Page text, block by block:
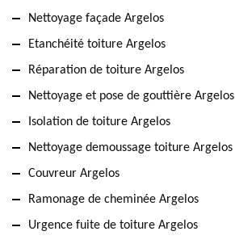
Nettoyage façade Argelos
Etanchéité toiture Argelos
Réparation de toiture Argelos
Nettoyage et pose de gouttière Argelos
Isolation de toiture Argelos
Nettoyage demoussage toiture Argelos
Couvreur Argelos
Ramonage de cheminée Argelos
Urgence fuite de toiture Argelos